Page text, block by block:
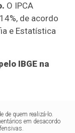
O IPCA
de acordo
e Estatística
IBGE na
de quem realizá-lo.
em desacordo